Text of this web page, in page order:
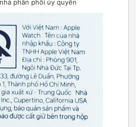
phân phối ủy quyền